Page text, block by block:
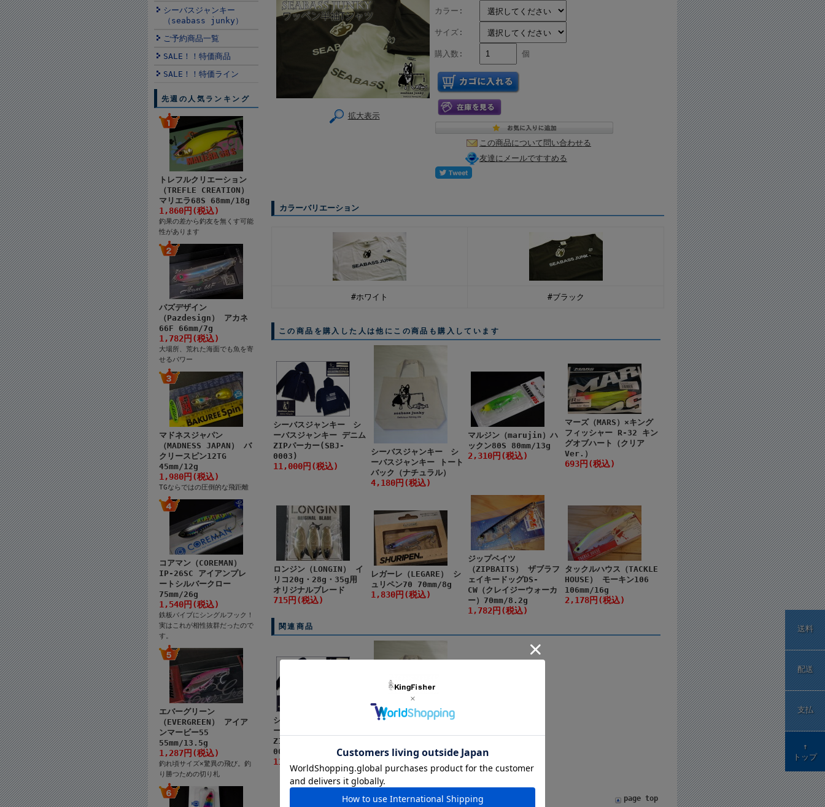
シーバスジャンキー
（seabass junky）
ご予約商品一覧
SALE！！特価商品
SALE！！特価ライン
先週の人気ランキング
トレフルクリエーション
（TREFLE CREATION）
マリエラ68S 68mm/18g
1,860円(税込)
釣果の差から釣友を無くす可能
性があります
パズデザイン
（Pazdesign） アカネ
66F 66mm/7g
1,782円(税込)
大場所、荒れた海面でも魚を寄
せるパワー
マドネスジャパン
（MADNESS JAPAN） バ
クリースピン12TG
45mm/12g
1,980円(税込)
TGならではの圧倒的な飛距離
コアマン（COREMAN）
IP-26SC アイアンプレ
ートシルバークロー
75mm/26g
1,540円(税込)
鉄板バイブにシングルフック！
実はこれが相性抜群だったので
す。
エバーグリーン
（EVERGREEN） アイア
ンマービー55
55mm/13.5g
1,287円(税込)
釣れ頃サイズ×驚異の飛び。釣
り勝つための切り札
拡大表示
カラー:
サイズ:
購入数: 個
この商品について問い合わせる
友達にメールですすめる
カラーバリエーション
#ホワイト #ブラック
この商品を購入した人は他にこの商品も購入しています
シーバスジャンキー シ
ーバスジャンキー デニム
ZIPパーカー(SBJ-
0003)
11,000円(税込)
シーバスジャンキー シ
ーバスジャンキー トート
バック（ナチュラル）
4,180円(税込)
マルジン（marujin）ハ
ックン80S 80mm/13g
2,310円(税込)
マーズ（MARS）×キング
フィッシャー R-32 キン
グオブハート（クリア
Ver.）
693円(税込)
ロンジン（LONGIN） イ
リコ20g・28g・35g用
オリジナルブレード
715円(税込)
レガーレ（LEGARE） シ
ュリペン70 70mm/8g
1,830円(税込)
ジップベイツ
（ZIPBAITS） ザブラフ
ェイキードッグDS-
CW（クレイジーウォーカ
ー）70mm/8.2g
1,782円(税込)
タックルハウス（TACKLE
HOUSE） モーキン106
106mm/16g
2,178円(税込)
関連商品
シーバスジャンキー シ
ーバスジャンキー デニム
ZIPパーカー(SBJ-
0003)
11,000円(税込)
シーバスジャンキー シ
ーバスジャンキー トート
バック（ナチュラル）
4,180円(税込)
page top
送料
配送
支払
↑
トップ